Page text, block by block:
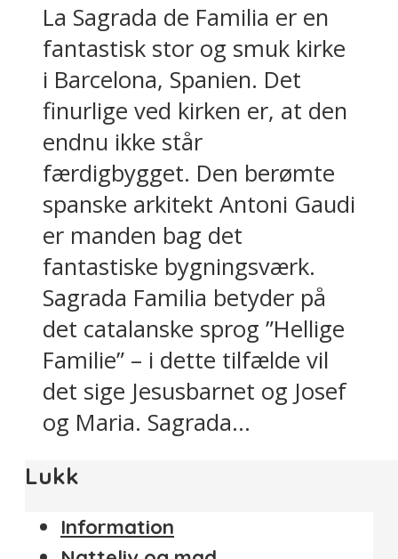
La Sagrada de Familia er en
fantastisk stor og smuk kirke
i Barcelona, Spanien. Det
finurlige ved kirken er, at den
endnu ikke står
færdigbygget. Den berømte
spanske arkitekt Antoni Gaudi
er manden bag det
fantastiske bygningsværk.
Sagrada Familia betyder på
det catalanske sprog ”Hellige
Familie” – i dette tilfælde vil
det sige Jesusbarnet og Josef
og Maria. Sagrada...
Lukk
Information